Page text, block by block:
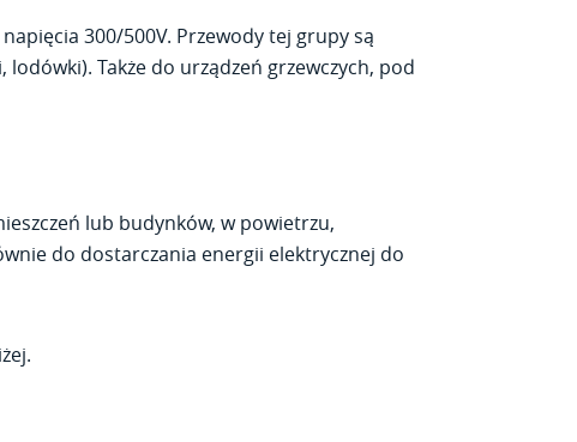
300/500V. Przewody tej grupy są
Także do urządzeń grzewczych, pod
lub budynków, w powietrzu,
do dostarczania energii elektrycznej do